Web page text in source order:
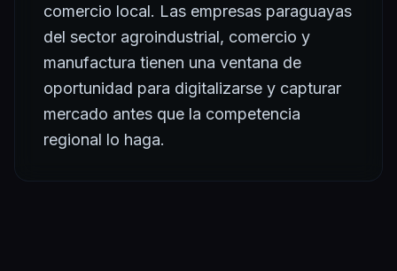
comercio local. Las empresas paraguayas
del sector agroindustrial, comercio y
manufactura tienen una ventana de
oportunidad para digitalizarse y capturar
mercado antes que la competencia
regional lo haga.